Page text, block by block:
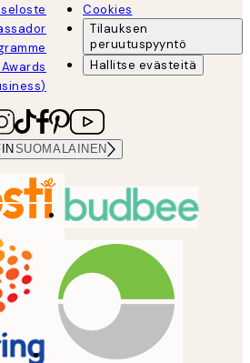
Cookies
Tilauksen
peruutuspyyntö
Hallitse evästeitä
SUOMALAINEN